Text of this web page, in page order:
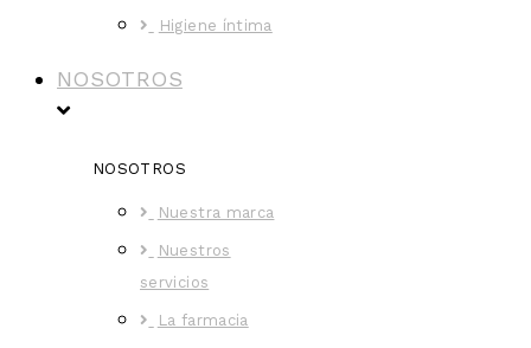
Higiene íntima
NOSOTROS
NOSOTROS
Nuestra marca
Nuestros
servicios
La farmacia